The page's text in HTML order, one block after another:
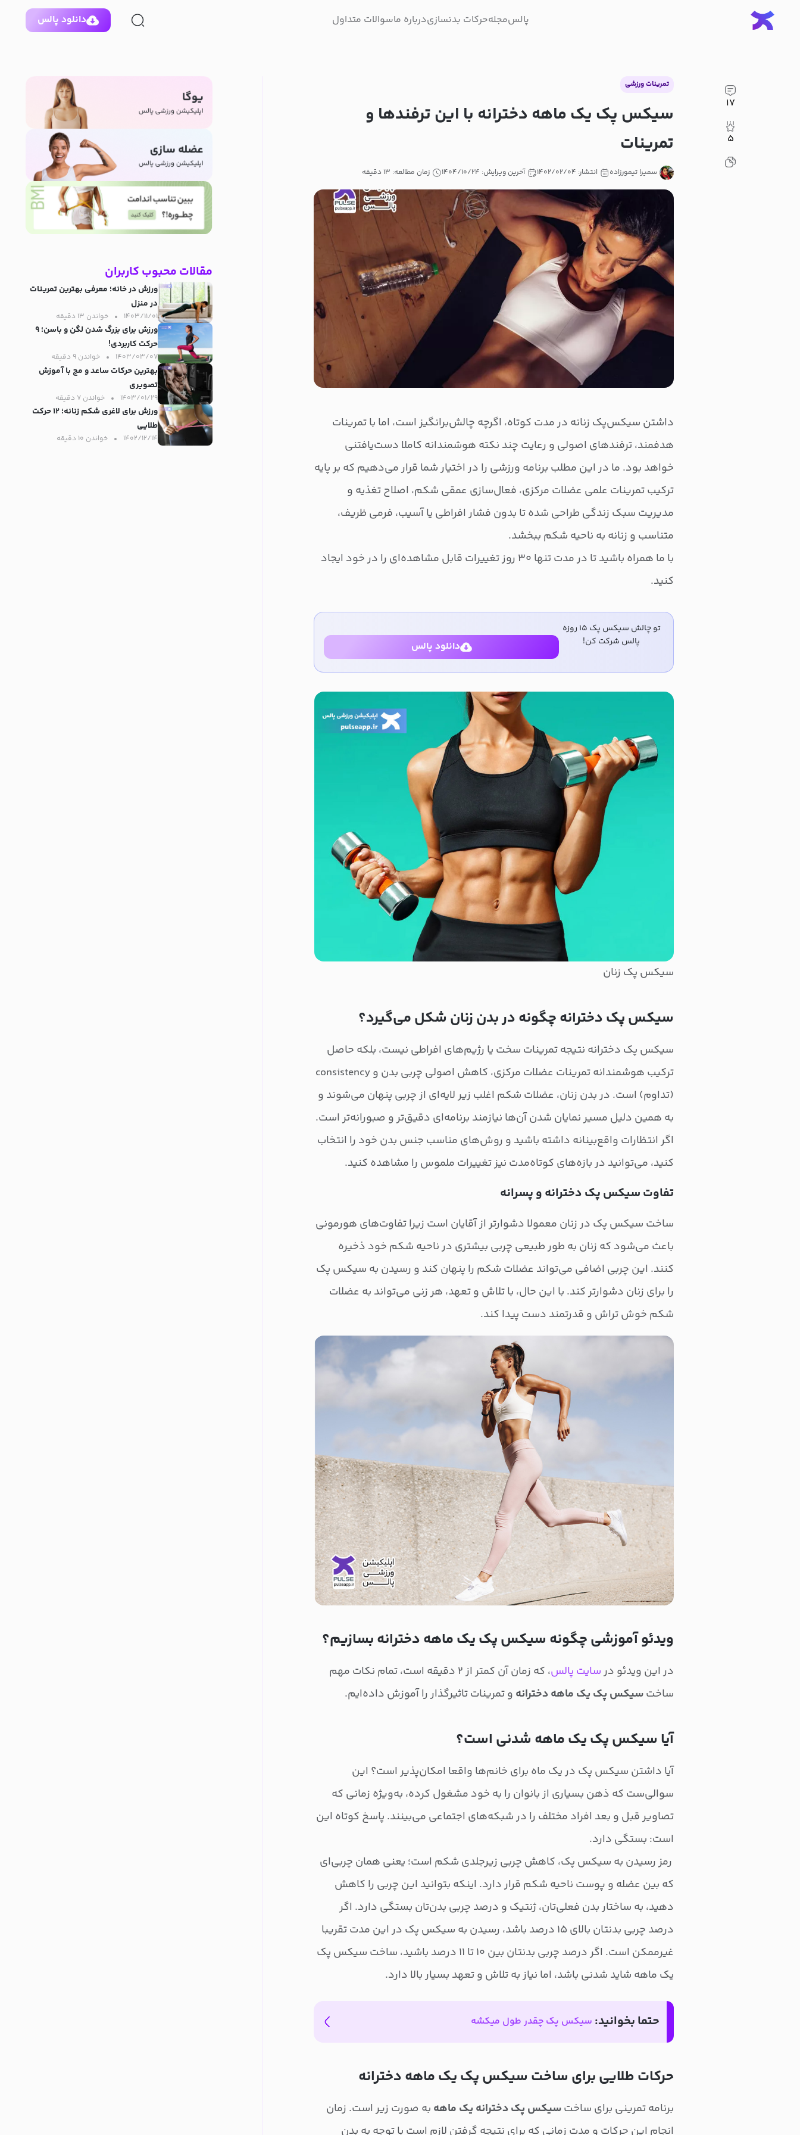
پالسمجلهحرکات بدنسازیدرباره ماسوالات متداول دانلود پالس
۱۷
۵
تمرینات ورزشی
سیکس پک یک ماهه دخترانه با این ترفندها و
تمرینات
سمیرا تیمورزاده انتشار: ۱۴۰۲/۰۲/۰۴ آخرین ویرایش: ۱۴۰۴/۱۰/۲۴ زمان مطالعه: ۱۳ دقیقه
داشتن سیکس‌پک زنانه در مدت کوتاه، اگرچه چالش‌برانگیز است، اما با تمرینات
هدفمند، ترفندهای اصولی و رعایت چند نکته هوشمندانه کاملا دست‌یافتنی
خواهد بود. ما در این مطلب برنامه ورزشی را در اختیار شما قرار می‌دهیم که بر پایه
ترکیب تمرینات علمی عضلات مرکزی، فعال‌سازی عمقی شکم، اصلاح تغذیه و
مدیریت سبک زندگی طراحی شده تا بدون فشار افراطی یا آسیب، فرمی ظریف،
متناسب و زنانه به ناحیه شکم ببخشد.
با ما همراه باشید تا در مدت تنها ۳۰ روز تغییرات قابل مشاهده‌ای را در خود ایجاد
کنید.
تو چالش سیکس پک ۱۵ روزه
پالس شرکت کن!
دانلود پالس
سیکس پک زنان
سیکس پک دخترانه چگونه در بدن زنان شکل می‌گیرد؟
سیکس پک دخترانه نتیجه تمرینات سخت یا رژیم‌های افراطی نیست، بلکه حاصل
ترکیب هوشمندانه تمرینات عضلات مرکزی، کاهش اصولی چربی بدن و consistency
(تداوم) است. در بدن زنان، عضلات شکم اغلب زیر لایه‌ای از چربی پنهان می‌شوند و
به همین دلیل مسیر نمایان شدن آن‌ها نیازمند برنامه‌ای دقیق‌تر و صبورانه‌تر است.
اگر انتظارات واقع‌بینانه داشته باشید و روش‌های مناسب جنس بدن خود را انتخاب
کنید، می‌توانید در بازه‌های کوتاه‌مدت نیز تغییرات ملموس را مشاهده کنید.
تفاوت سیکس پک دخترانه و پسرانه
ساخت سیکس پک در زنان معمولا دشوارتر از آقایان است زیرا تفاوت‌های هورمونی
باعث می‌شود که زنان به طور طبیعی چربی بیشتری در ناحیه شکم خود ذخیره
‌کنند. این چربی اضافی می‌تواند عضلات شکم را پنهان کند و رسیدن به سیکس پک
را برای زنان دشوارتر کند. با این حال، با تلاش و تعهد، هر زنی می‌تواند به عضلات
شکم خوش تراش و قدرتمند دست پیدا کند.
ویدئو آموزشی چگونه سیکس پک یک ماهه دخترانه بسازیم؟
در این ویدئو درسایت پالس
، که زمان آن کمتر از ۲ دقیقه است، تمام نکات مهم
ساختسیکس پک یک ماهه دخترانه و تمرینات تاثیرگذار را آموزش داده‌ایم.
آیا سیکس پک یک ماهه شدنی است؟
آیا داشتن سیکس پک در یک ماه برای خانم‌ها واقعا امکان‌پذیر است؟ این
سوالی‌ست که ذهن بسیاری از بانوان را به خود مشغول کرده، به‌ویژه زمانی که
تصاویر قبل و بعد افراد مختلف را در شبکه‌های اجتماعی می‌بینند. پاسخ کوتاه این
است: بستگی دارد.
رمز رسیدن به سیکس پک، کاهش چربی زیرجلدی شکم است؛ یعنی همان چربی‌ای
که بین عضله و پوست ناحیه شکم قرار دارد. اینکه بتوانید این چربی را کاهش
دهید، به ساختار بدن فعلی‌تان، ژنتیک و درصد چربی بدن‌تان بستگی دارد. اگر
درصد چربی بدنتان بالای ۱۵ درصد باشد، رسیدن به سیکس پک در این مدت تقریبا
غیرممکن است. اگر درصد چربی بدنتان بین ۱۰ تا ۱۱ درصد باشید، ساخت سیکس پک
یک ماهه شاید شدنی باشد، اما نیاز به تلاش و تعهد بسیار بالا دارد.
حتما بخوانید: سیکس پک چقدر طول میکشه
حرکات طلایی برای ساخت سیکس پک یک ماهه دخترانه
برنامه تمرینی برای ساختسیکس پک دخترانه یک ماهه به صورت زیر است. زمان
انجام این حرکات و مدت زمانی که برای نتیجه گرفتن لازم است با توجه به بدن
مقالات محبوب کاربران
ورزش در خانه؛ معرفی بهترین تمرینات
در منزل
۱۴۰۳/۱۱/۰۱ خواندن ۱۳ دقیقه‌
ورزش برای بزرگ شدن لگن و باسن؛ ۹
حرکت کاربردی!
۱۴۰۳/۰۳/۰۷ خواندن ۹ دقیقه‌
بهترین حرکات ساعد و مچ با آموزش
تصویری
۱۴۰۳/۰۱/۲۹ خواندن ۷ دقیقه‌
ورزش برای لاغری شکم زنانه؛ ۱۲ حرکت
طلایی
۱۴۰۲/۱۲/۱۴ خواندن ۱۰ دقیقه‌